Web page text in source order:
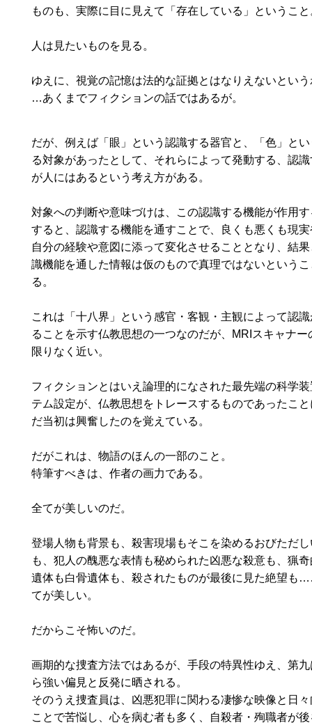
ものも、実際に目に見えて「存在している」というこ
人は見たいものを見る。
ゆえに、視覚の記憶は法的な証拠とはなりえないとい
…あくまでフィクションの話ではあるが。
だが、例えば「眼」という認識する器官と、「色」と
る対象があったとして、それらによって発動する、認
が人にはあるという考え方がある。
対象への判断や意味づけは、この認識する機能が作用
すると、認識する機能を通すことで、良くも悪くも現
自分の経験や意図に添って変化させることとなり、結
識機能を通した情報は仮のもので真理ではないという
る。
これは「十八界」という感官・客観・主観によって認
ることを示す仏教思想の一つなのだが、MRIスキャナー
限りなく近い。
フィクションとはいえ論理的になされた最先端の科学
テム設定が、仏教思想をトレースするものであったこ
だ当初は興奮したのを覚えている。
だがこれは、物語のほんの一部のこと。
特筆すべきは、作者の画力である。
全てが美しいのだ。
登場人物も背景も、殺害現場もそこを染めるおびただ
も、犯人の醜悪な表情も秘められた凶悪な殺意も、猟
遺体も白骨遺体も、殺されたものが最後に見た絶望も
てが美しい。
だからこそ怖いのだ。
画期的な捜査方法ではあるが、手段の特異性ゆえ、第
ら強い偏見と反発に晒される。
そのうえ捜査員は、凶悪犯罪に関わる凄惨な映像と日
ことで苦悩し、心を病む者も多く、自殺者・殉職者が